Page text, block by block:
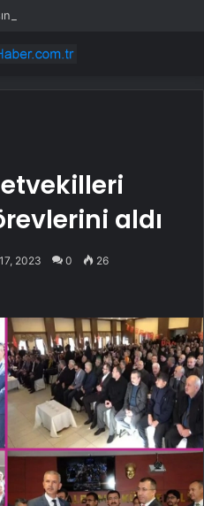
aldı
2023 0 26